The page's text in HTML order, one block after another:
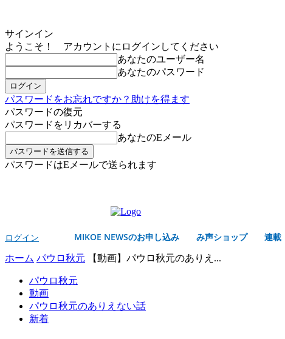
サインイン
ようこそ！ アカウントにログインしてください
あなたのユーザー名
あなたのパスワード
パスワードをお忘れですか？助けを得ます
パスワードの復元
パスワードをリカバーする
あなたのEメール
パスワードはEメールで送られます
ログイン MIKOE NEWSのお申し込み み声ショップ 連載
ホーム パウロ秋元 【動画】パウロ秋元のありえ...
パウロ秋元
動画
パウロ秋元のありえない話
新着